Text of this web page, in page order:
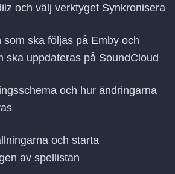
och välj verktyget Synkronisera
som ska följas på Emby och
ska uppdateras på SoundCloud
och hur ändringarna
och starta
av spellistan